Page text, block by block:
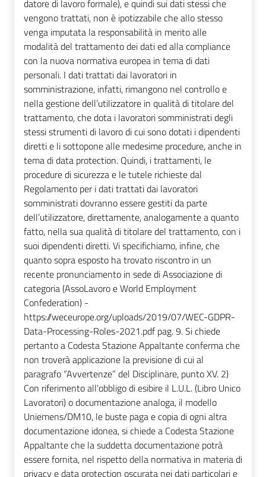
datore di lavoro formale), e quindi sui dati stessi che
vengono trattati, non è ipotizzabile che allo stesso
venga imputata la responsabilità in merito alle
modalità del trattamento dei dati ed alla compliance
con la nuova normativa europea in tema di dati
personali. I dati trattati dai lavoratori in
somministrazione, infatti, rimangono nel controllo e
nella gestione dell’utilizzatore in qualità di titolare del
trattamento, che dota i lavoratori somministrati degli
stessi strumenti di lavoro di cui sono dotati i dipendenti
diretti e li sottopone alle medesime procedure, anche in
tema di data protection. Quindi, i trattamenti, le
procedure di sicurezza e le tutele richieste dal
Regolamento per i dati trattati dai lavoratori
somministrati dovranno essere gestiti da parte
dell’utilizzatore, direttamente, analogamente a quanto
fatto, nella sua qualità di titolare del trattamento, con i
suoi dipendenti diretti. Vi specifichiamo, infine, che
quanto sopra esposto ha trovato riscontro in un
recente pronunciamento in sede di Associazione di
categoria (AssoLavoro e World Employment
Confederation) -
https://weceurope.org/uploads/2019/07/WEC-GDPR-
Data-Processing-Roles-2021.pdf pag. 9. Si chiede
pertanto a Codesta Stazione Appaltante conferma che
non troverà applicazione la previsione di cui al
paragrafo “Avvertenze” del Disciplinare, punto XV. 2)
Con riferimento all’obbligo di esibire il L.U.L. (Libro Unico
Lavoratori) o documentazione analoga, il modello
Uniemens/DM10, le buste paga e copia di ogni altra
documentazione idonea, si chiede a Codesta Stazione
Appaltante che la suddetta documentazione potrà
essere fornita, nel rispetto della normativa in materia di
privacy e data protection oscurata nei dati particolari e